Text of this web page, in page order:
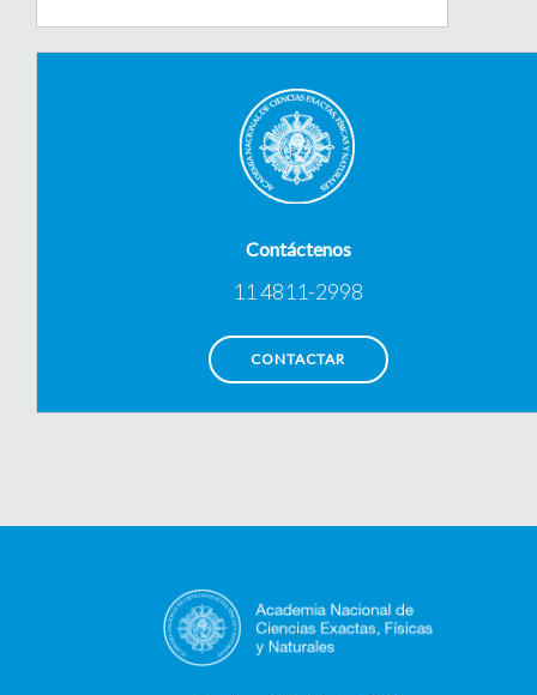
Contáctenos
11 4811-2998
CONTACTAR